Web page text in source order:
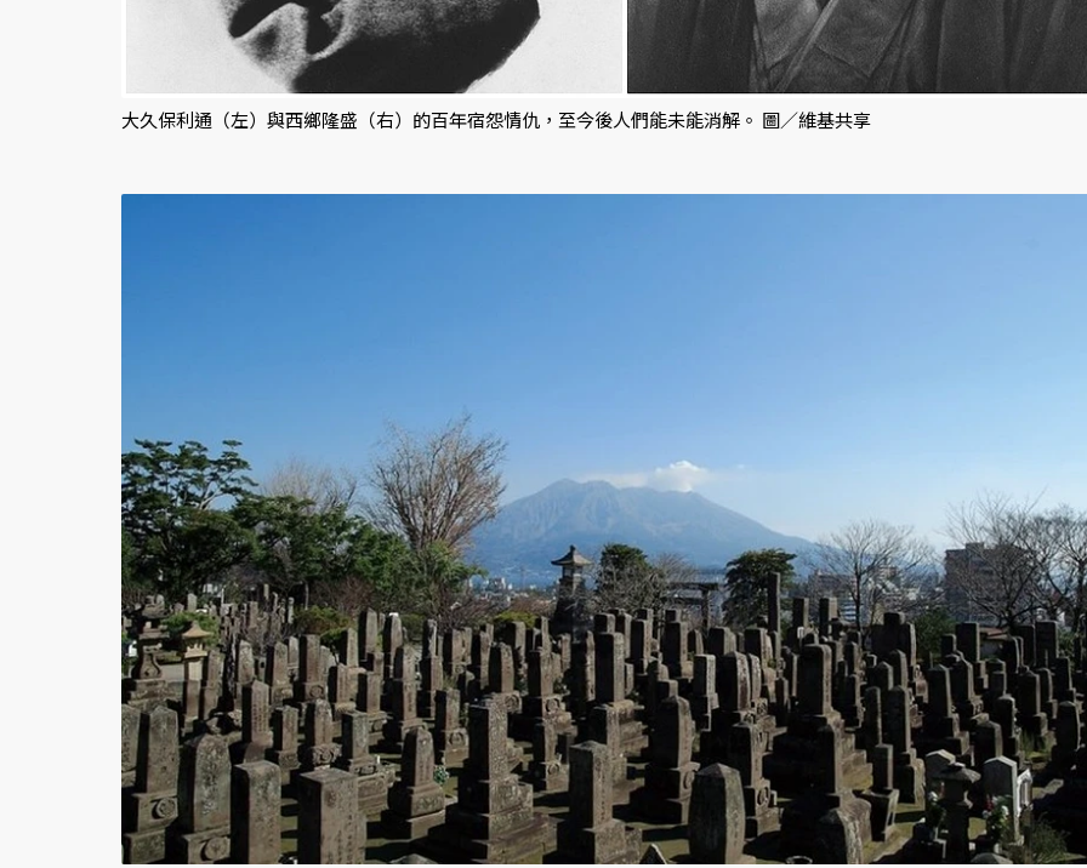
大久保利通（左）與西鄉隆盛（右）的百年宿怨情仇，至今後人們能未能消解。 圖／維基共享